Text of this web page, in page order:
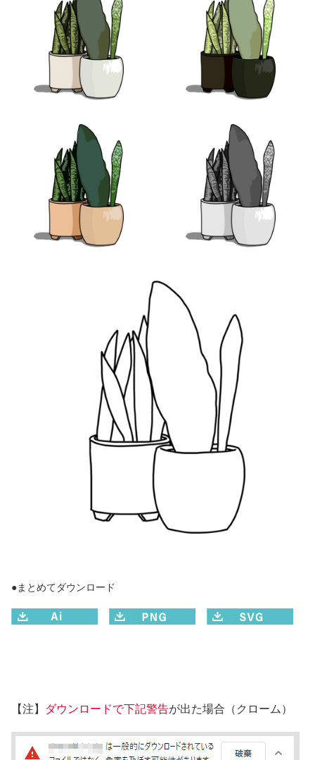
●まとめてダウンロード
【注】 ダウンロードで下記警告が出た場合（クローム）